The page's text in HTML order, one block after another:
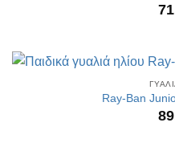
Ray-Ban